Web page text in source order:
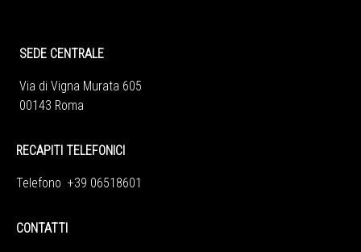
SEDE CENTRALE
Via di Vigna Murata 605
00143 Roma
RECAPITI TELEFONICI
Telefono +39 06518601
CONTATTI